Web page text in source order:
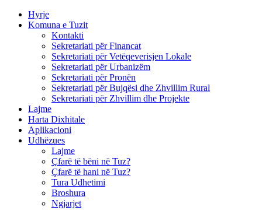
Hyrje
Komuna e Tuzit
Kontakti
Sekretariati për Financat
Sekretariati për Vetëqeverisjen Lokale
Sekretariati për Urbanizëm
Sekretariati për Pronën
Sekretariati për Bujqësi dhe Zhvillim Rural
Sekretariati për Zhvillim dhe Projekte
Lajme
Harta Dixhitale
Aplikacioni
Udhëzues
Lajme
Çfarë të bëni në Tuz?
Çfarë të hani në Tuz?
Tura Udhetimi
Broshura
Ngjarjet